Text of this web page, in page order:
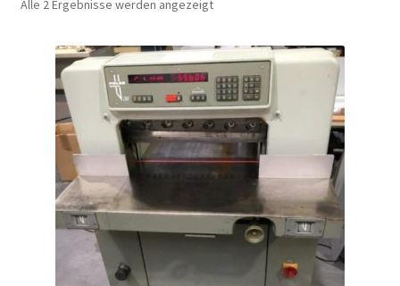
Alle 2 Ergebnisse werden angezeigt